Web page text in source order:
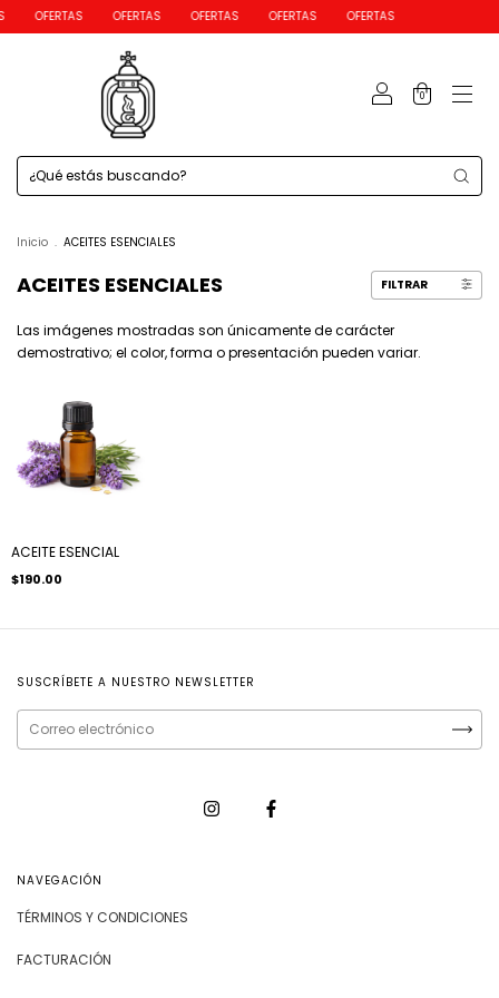
OFERTAS OFERTAS OFERTAS OFERTAS OFERTAS
0
Inicio . ACEITES ESENCIALES
ACEITES ESENCIALES FILTRAR
Las imágenes mostradas son únicamente de carácter
demostrativo; el color, forma o presentación pueden variar.
ACEITE ESENCIAL
$190.00
SUSCRÍBETE A NUESTRO NEWSLETTER
NAVEGACIÓN
TÉRMINOS Y CONDICIONES
FACTURACIÓN